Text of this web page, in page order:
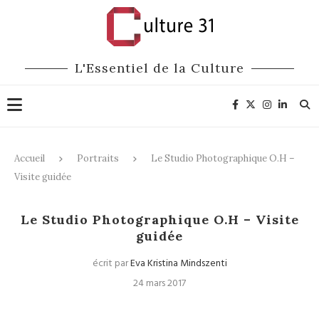
L'Essentiel de la Culture
Accueil Portraits
Le Studio Photographique O.H –
Visite guidée
Le Studio Photographique O.H – Visite
guidée
écrit parEva Kristina Mindszenti
24 mars 2017